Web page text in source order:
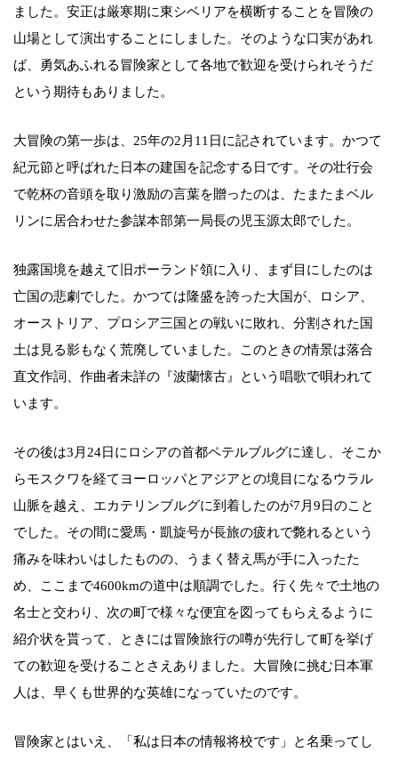
ました。安正は厳寒期に東シベリアを横断することを冒険の
山場として演出することにしました。そのような口実があれ
ば、勇気あふれる冒険家として各地で歓迎を受けられそうだ
という期待もありました。
大冒険の第一歩は、25年の2月11日に記されています。かつて
紀元節と呼ばれた日本の建国を記念する日です。その壮行会
で乾杯の音頭を取り激励の言葉を贈ったのは、たまたまベル
リンに居合わせた参謀本部第一局長の児玉源太郎でした。
独露国境を越えて旧ポーランド領に入り、まず目にしたのは
亡国の悲劇でした。かつては隆盛を誇った大国が、ロシア、
オーストリア、プロシア三国との戦いに敗れ、分割された国
土は見る影もなく荒廃していました。このときの情景は落合
直文作詞、作曲者未詳の『波蘭懐古』という唱歌で唄われて
います。
その後は3月24日にロシアの首都ペテルブルグに達し、そこか
らモスクワを経てヨーロッパとアジアとの境目になるウラル
山脈を越え、エカテリンブルグに到着したのが7月9日のこと
でした。その間に愛馬・凱旋号が長旅の疲れで斃れるという
痛みを味わいはしたものの、うまく替え馬が手に入ったた
め、ここまで4600kmの道中は順調でした。行く先々で土地の
名士と交わり、次の町で様々な便宜を図ってもらえるように
紹介状を貰って、ときには冒険旅行の噂が先行して町を挙げ
ての歓迎を受けることさえありました。大冒険に挑む日本軍
人は、早くも世界的な英雄になっていたのです。
冒険家とはいえ、「私は日本の情報将校です」と名乗ってし